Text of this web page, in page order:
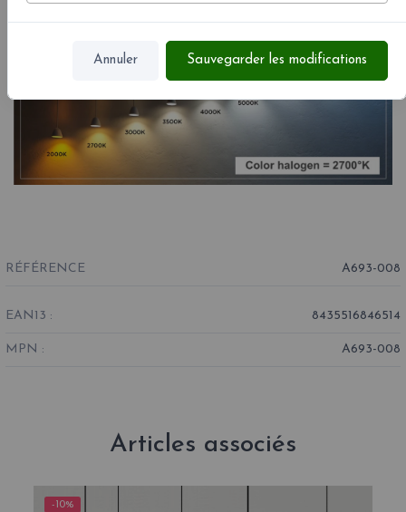
Annuler Sauvegarder les modifications
RÉFÉRENCE A693-008
EAN13 : 8435516846514
MPN : A693-008
Articles associés
-10%